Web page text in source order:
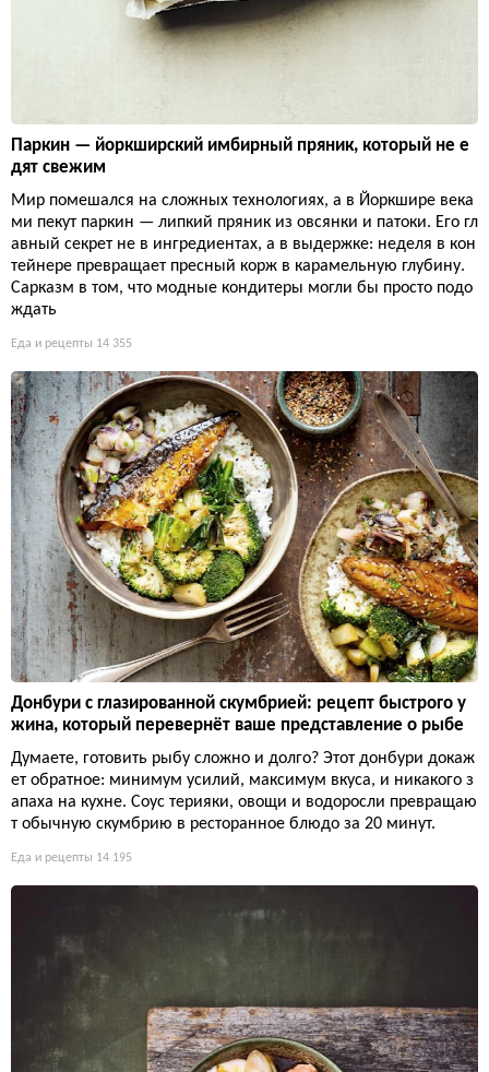
Паркин — йоркширский имбирный пряник, который не е
дят свежим
Мир помешался на сложных технологиях, а в Йоркшире века
ми пекут паркин — липкий пряник из овсянки и патоки. Его гл
авный секрет не в ингредиентах, а в выдержке: неделя в кон
тейнере превращает пресный корж в карамельную глубину.
Сарказм в том, что модные кондитеры могли бы просто подо
ждать
Еда и рецепты 14 355
Донбури с глазированной скумбрией: рецепт быстрого у
жина, который перевернёт ваше представление о рыбе
Думаете, готовить рыбу сложно и долго? Этот донбури докаж
ет обратное: минимум усилий, максимум вкуса, и никакого з
апаха на кухне. Соус терияки, овощи и водоросли превращаю
т обычную скумбрию в ресторанное блюдо за 20 минут.
Еда и рецепты 14 195